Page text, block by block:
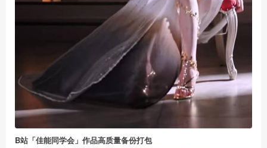
B站「佳能同学会」作品高质量备份打包